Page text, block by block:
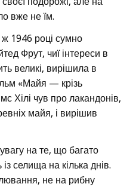
вже не їм.
1946 році сумно
Фрут, чиї інтереси в
великі, вирішила в
«Майя — крізь
Хілі чув про лакандонів,
майя, і вирішив
на те, що багато
селища на кілька днів.
не на рибну